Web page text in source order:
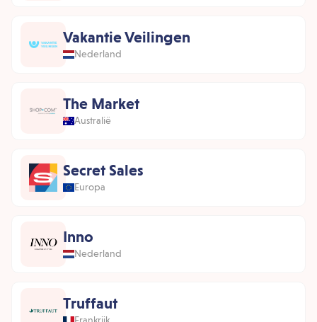
Vakantie Veilingen
Nederland
The Market
Australië
Secret Sales
Europa
Inno
Nederland
Truffaut